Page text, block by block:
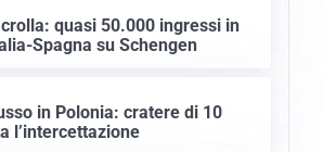
quasi 50.000 ingressi in
Spagna su Schengen
in Polonia: cratere di 10
l’intercettazione